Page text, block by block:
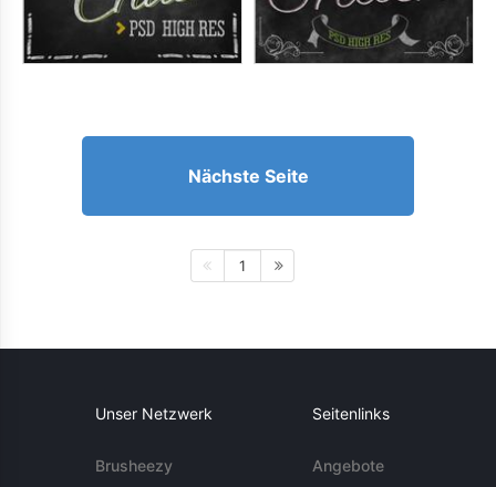
Nächste Seite
1
Unser Netzwerk
Brusheezy
Seitenlinks
Angebote